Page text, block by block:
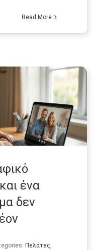
Read More
ένα
δεν
Πελάτες